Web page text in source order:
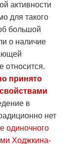
активности
для такого
большой
о наличие
относится.
принято
в
нет
одиночного
Ходжкина-